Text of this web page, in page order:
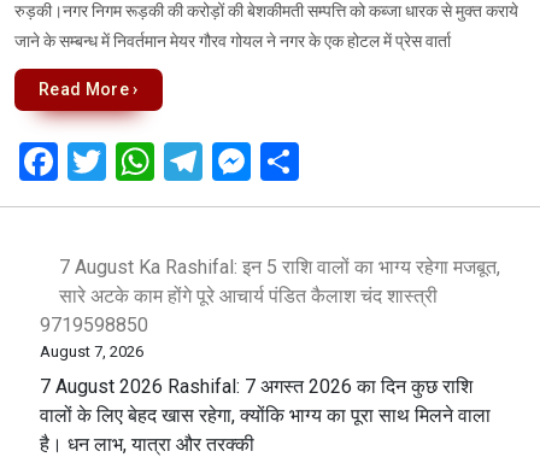
रुड़की।नगर निगम रूड़की की करोड़ों की बेशकीमती सम्पत्ति को कब्जा धारक से मुक्त कराये
जाने के सम्बन्ध में निवर्तमान मेयर गौरव गोयल ने नगर के एक होटल में प्रेस वार्ता
Read More ›
F
a
b
o
o
k
T
wi
er
W
h
s
A
p
T
el
gr
a
M
es
n
g
h
e
7 August Ka Rashifal: इन 5 राशि वालों का भाग्य रहेगा मजबूत,
सारे अटके काम होंगे पूरे आचार्य पंडित कैलाश चंद शास्त्री
9719598850
August 7, 2026
7 August 2026 Rashifal: 7 अगस्त 2026 का दिन कुछ राशि
वालों के लिए बेहद खास रहेगा, क्योंकि भाग्य का पूरा साथ मिलने वाला
है। धन लाभ, यात्रा और तरक्की